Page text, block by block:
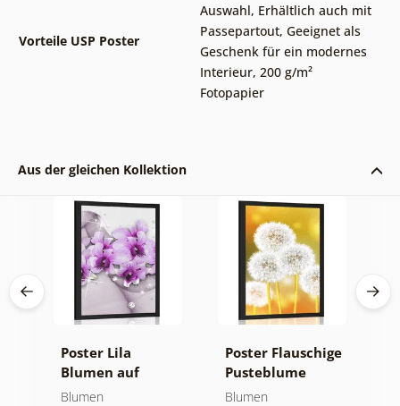
Vorteile USP Poster
Auswahl, Erhältlich auch mit
Passepartout, Geeignet als
Geschenk für ein modernes
Interieur, 200 g/m²
Fotopapier
Aus der gleichen Kollektion
Poster Lila
Blumen auf
abstraktem
Blumen
Poster Flauschige
Pusteblume
Blumen